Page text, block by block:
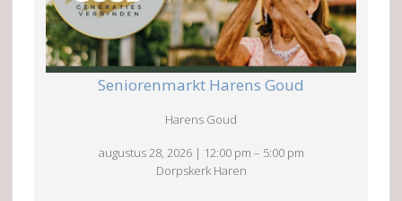
Seniorenmarkt Harens Goud
Harens Goud
augustus 28, 2026 | 12:00 pm – 5:00 pm
Dorpskerk Haren